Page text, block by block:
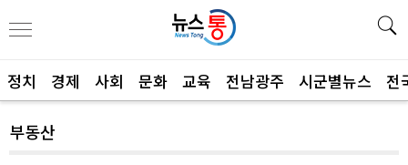
정치 경제 사회 문화 교육 전남광주 시군별뉴스 전
부동산